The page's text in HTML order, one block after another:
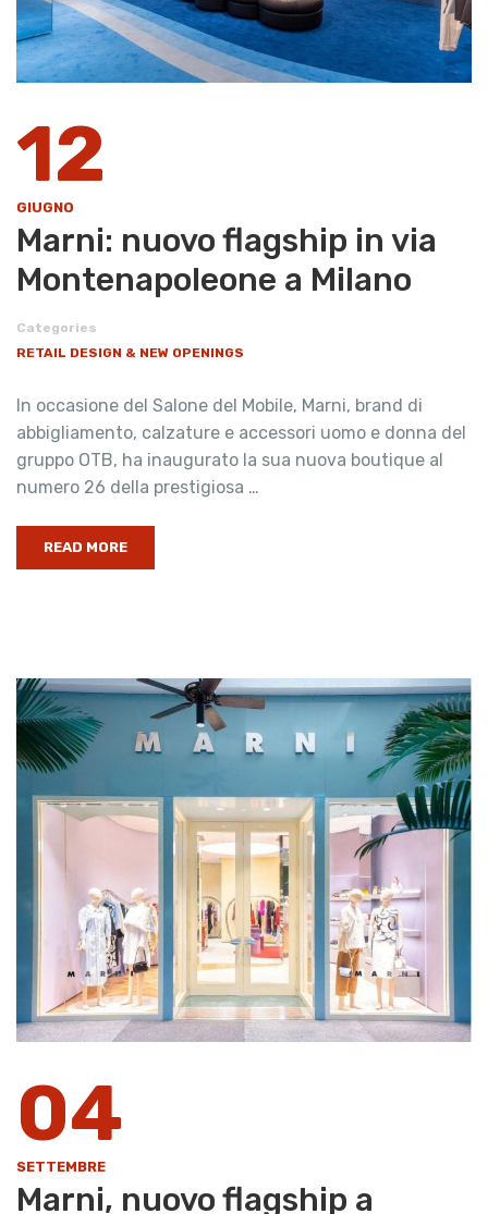
12
GIUGNO
Marni: nuovo flagship in via
Montenapoleone a Milano
Categories
RETAIL DESIGN & NEW OPENINGS
In occasione del Salone del Mobile, Marni, brand di
abbigliamento, calzature e accessori uomo e donna del
gruppo OTB, ha inaugurato la sua nuova boutique al
numero 26 della prestigiosa …
READ MORE
04
SETTEMBRE
Marni, nuovo flagship a